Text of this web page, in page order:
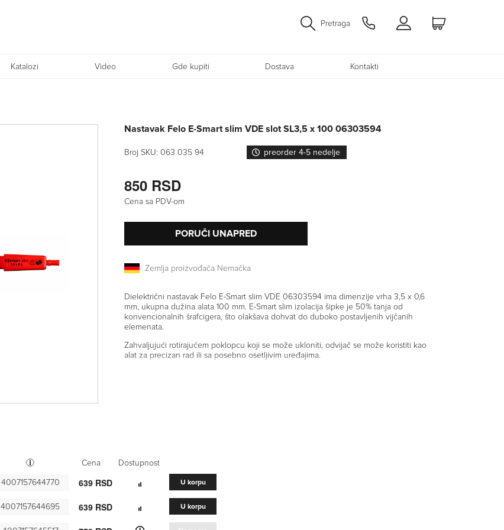
Pretraga
Katalozi Video Gde kupiti Dostava Kontakti
Nastavak Felo E-Smart slim VDE slot SL3,5 x 100 06303594
Broj SKU: 063 035 94 preorder 4-5 nedelje
850 RSD
Cena sa PDV-om
PORUČI UNAPRED
Zemlja proizvođača Nemačka
Dielektrični nastavak Felo E-Smart slim VDE 06303594 ima dimenzije vrha 3,5 x 0,6
mm, ukupna dužina alata 100 mm. E-Smart slim izolacija šipke je 50% tanja od
konvencionalnih šrafcigera, što olakšava dohvat do duboko postavljenih vijčanih
elemenata.
Zahvaljujući rotirajućem poklopcu koji se može ukloniti, odvijač se može koristiti kao
alat za precizan rad ili sa posebno osetljivim uređajima.
4007157644770
4007157644695
Cena Dostupnost
639 RSD U korpu
639 RSD U korpu